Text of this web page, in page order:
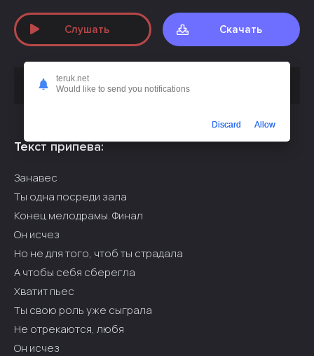
Слушать Скачать
Скачать песнюЕСЯ - ЛСМ (Remix)или слушать бесплатно
Текст припева:
Занавес
Ты одна посреди зала
Конец мелодрамы. Финал
Он исчез
Но не для того, чтоб ты страдала
А чтобы себя сберегла
Хватит пьес
Ты свою роль уже сыграла
Не отрекаются, любя
Он исчез
teruk.net
Would like to send you notifications
Discard Allow